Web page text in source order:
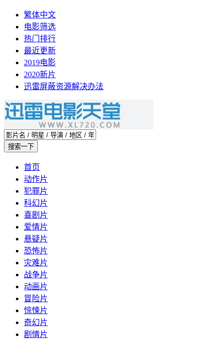
繁体中文
电影筛选
热门排行
最近更新
2019电影
2020新片
迅雷屏蔽资源解决办法
首页
动作片
犯罪片
科幻片
喜剧片
爱情片
悬疑片
恐怖片
灾难片
战争片
动画片
冒险片
惊悚片
奇幻片
剧情片